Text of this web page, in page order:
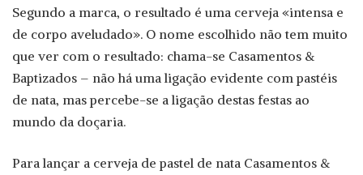
Segundo a marca, o resultado é uma cerveja «intensa e
de corpo aveludado». O nome escolhido não tem muito
que ver com o resultado: chama-se Casamentos &
Baptizados – não há uma ligação evidente com pastéis
de nata, mas percebe-se a ligação destas festas ao
mundo da doçaria.
Para lançar a cerveja de pastel de nata Casamentos &